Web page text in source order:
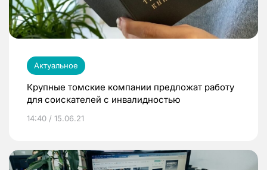
Актуальное
Крупные томские компании предложат работу
для соискателей с инвалидностью
14:40 / 15.06.21